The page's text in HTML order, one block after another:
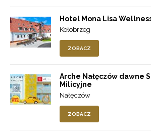
Hotel Mona Lisa Wellness
Kołobrzeg
ZOBACZ
Arche Nałęczów dawne
Milicyjne
Nałęczów
ZOBACZ